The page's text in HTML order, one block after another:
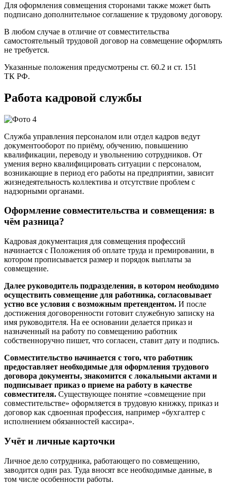
Для оформления совмещения сторонами также может быть
подписано дополнительное соглашение к трудовому договору.
В любом случае в отличие от совместительства
самостоятельный трудовой договор на совмещение оформлять
не требуется.
Указанные положения предусмотрены ст. 60.2 и ст. 151
ТК РФ.
Работа кадровой службы
Служба управления персоналом или отдел кадров ведут
документооборот по приёму, обучению, повышению
квалификации, переводу и увольнению сотрудников. От
умения верно квалифицировать ситуации с персоналом,
возникающие в период его работы на предприятии, зависит
жизнедеятельность коллектива и отсутствие проблем с
надзорными органами.
Оформление совместительства и совмещения: в
чём разница?
Кадровая документация для совмещения профессий
начинается с Положения об оплате труда и премировании, в
котором прописывается размер и порядок выплаты за
совмещение.
Далее руководитель подразделения, в котором необходимо
осуществить совмещение для работника, согласовывает
устно все условия с возможным претендентом. И после
достижения договоренности готовит служебную записку на
имя руководителя. На ее основании делается приказ и
назначенный на работу по совмещению работник
собственноручно пишет, что согласен, ставит дату и подпись.
Совместительство начинается с того, что работник
предоставляет необходимые для оформления трудового
договора документы, знакомится с локальными актами и
подписывает приказ о приеме на работу в качестве
совместителя. Существующее понятие «совмещение при
совместительстве» оформляется в трудовую книжку, приказ и
договор как сдвоенная профессия, например «бухгалтер с
исполнением обязанностей кассира».
Учёт и личные карточки
Личное дело сотрудника, работающего по совмещению,
заводится один раз. Туда вносят все необходимые данные, в
том числе особенности работы.